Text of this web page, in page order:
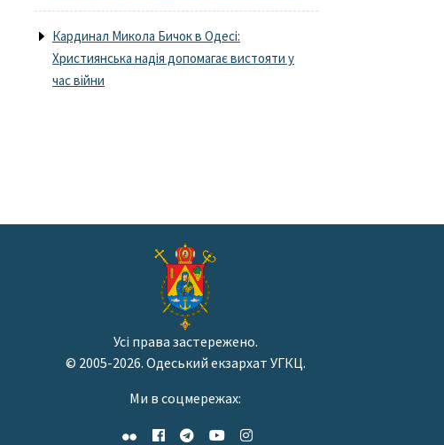
Кардинал Микола Бичок в Одесі:
Християнська надія допомагає вистояти у
час війни
Усі права застережено.
© 2005-2026. Одеський екзархат УГКЦ.
Ми в соцмережах: